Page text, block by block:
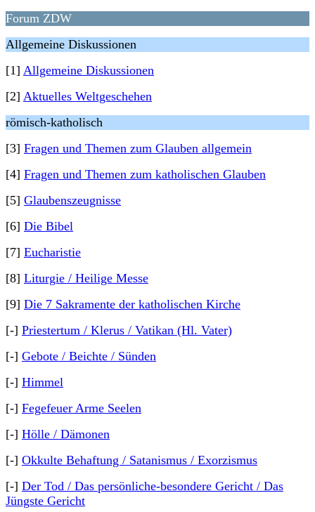
Forum ZDW
Allgemeine Diskussionen
[1] Allgemeine Diskussionen
[2] Aktuelles Weltgeschehen
römisch-katholisch
[3] Fragen und Themen zum Glauben allgemein
[4] Fragen und Themen zum katholischen Glauben
[5] Glaubenszeugnisse
[6] Die Bibel
[7] Eucharistie
[8] Liturgie / Heilige Messe
[9] Die 7 Sakramente der katholischen Kirche
[-] Priestertum / Klerus / Vatikan (Hl. Vater)
[-] Gebote / Beichte / Sünden
[-] Himmel
[-] Fegefeuer Arme Seelen
[-] Hölle / Dämonen
[-] Okkulte Behaftung / Satanismus / Exorzismus
[-] Der Tod / Das persönliche-besondere Gericht / Das
Jüngste Gericht